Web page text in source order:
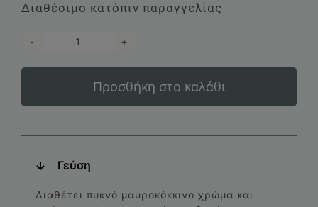
Διαθέσιμο κατόπιν παραγγελίας
Κτήμα
Παπαϊωάννου
Merlot
Προσθήκη στο καλάθι
Γεύση
Διαθέτει πυκνό μαυροκόκκινο χρώμα και